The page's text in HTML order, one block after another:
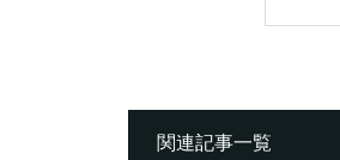
関連記事一覧